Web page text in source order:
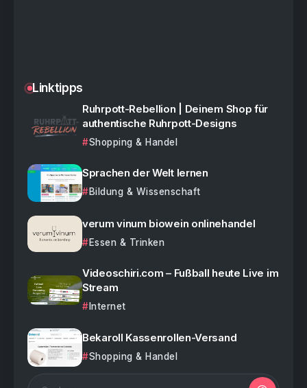
Linktipps
Ruhrpott-Rebellion | Deinem Shop für
authentische Ruhrpott-Designs
Shopping & Handel
Sprachen der Welt lernen
Bildung & Wissenschaft
verum vinum biowein onlinehandel
Essen & Trinken
Videoschiri.com – Fußball heute Live im
Stream
Internet
Bekaroll Kassenrollen-Versand
Shopping & Handel